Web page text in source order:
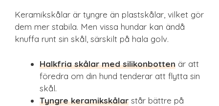
Keramikskålar är tyngre än plastskålar, vilket gör
dem mer stabila. Men vissa hundar kan ändå
knuffa runt sin skål, särskilt på hala golv.
Halkfria skålar med silikonbotten är att
föredra om din hund tenderar att flytta sin
skål.
Tyngre keramikskålar står bättre på